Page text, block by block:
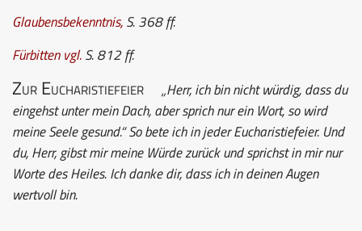
Glaubensbekenntnis,S. 368 ff.
Fürbittenvgl.S. 812 ff.
Zur Eucharistiefeier
„Herr, ich bin nicht würdig, dass du
eingehst unter mein Dach, aber sprich nur ein Wort, so wird
meine Seele gesund.“ So bete ich in jeder Eucharistiefeier. Und
du, Herr, gibst mir meine Würde zurück und sprichst in mir nur
Worte des Heiles. Ich danke dir, dass ich in deinen Augen
wertvoll bin.